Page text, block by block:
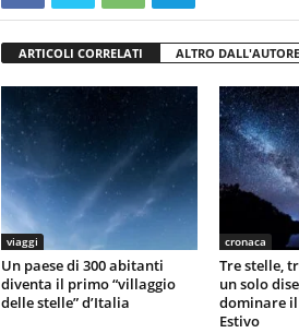
ARTICOLI CORRELATI ALTRO DALL'AUTORE
viaggi
Un paese di 300 abitanti
diventa il primo “villaggio
delle stelle” d’Italia
cronaca
Tre stelle,
un solo
dominare
Estivo